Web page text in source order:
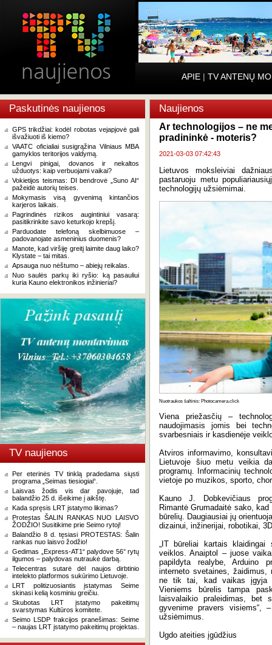
APIE | TV ANTENŲ
Paskutinės naujienos
GPS trikdžiai: kodėl robotas vejapjovė gali
išvažiuoti iš kiemo?
VAATC oficialiai susigrąžina Vilniaus MBA
gamyklos teritorijos valdymą.
Lengvi pinigai, dovanos ir nekaltos
užduotys: kaip verbuojami vaikai?
Vokietijos teismas: DI bendrovė „Suno AI“
pažeidė autorių teises.
Mokymasis visą gyvenimą kintančios
karjeros laikais.
Pagrindinės rizikos augintiniui vasarą:
pasitikrinkite savo keturkojo krepšį.
Parduodate telefoną skelbimuose –
padovanojate asmeninius duomenis?
Manote, kad viršiję greitį laimite daug laiko?
Klystate − tai mitas.
Apsauga nuo nėštumo – abiejų reikalas.
Nuo saulės parkų iki ryšio: ką pasauliui
kuria Kauno elektronikos inžinieriai?
TV naujienos
Per eterinės TV tinklą pradedama siųsti
programa „Seimas tiesiogiai“.
Laisvas žodis vis dar pavojuje, tad
balandžio 25 d. išeikime į aikštę.
Kada spręsis LRT įstatymo likimas?
Protestas ŠALIN RANKAS NUO LAISVO
ŽODŽIO! Susitikime prie Seimo rytoj!
Balandžio 8 d. tęsiasi PROTESTAS: Šalin
rankas nuo laisvo žodžio!
Gedimas „Express-AT1“ palydove 56° rytų
ilgumos – palydovas nutraukė darbą.
Telecentras sutarė dėl naujos dirbtinio
intelekto platformos sukūrimo Lietuvoje.
LRT politizuosiantis įstatymas Seime
skinasi kelią kosminiu greičiu.
Skubotas LRT įstatymo pakeitimų
svarstymas Kultūros komitete.
Seimo LSDP frakcijos pranešimas: Seime
– naujas LRT įstatymo pakeitimų projektas.
Naujienos
Ar technologijos – ne
pradininkė - moteris?
2021-03-03 07:42:43
Lietuvos moksleiviai
pastaruoju metu
technologijų užsiėmimai.
Nuotraukos šaltinis: Photocamera.click
Viena priežasčių –
naudojimasis jomis bei
svarbesniais ir kasdienėje
Atviros informavimo,
Lietuvoje šiuo metu veikia
programų. Informacinių
vietoje po muzikos, sporto,
Kauno J. Dobkevičiaus
Rimantė Grumadaitė sako,
būrelių. Daugiausiai jų
dizainui, inžinerijai, robotikai,
„IT būreliai kartais
veiklos. Anaiptol – juose
papildyta realybe, Arduino
interneto svetaines, žaidimus,
ne tik tai, kad vaikas įgyja
Vieniems būrelis tampa
laisvalaikio praleidimas, bet
gyvenime pravers
užsiėmimus.
Ugdo ateities įgūdžius